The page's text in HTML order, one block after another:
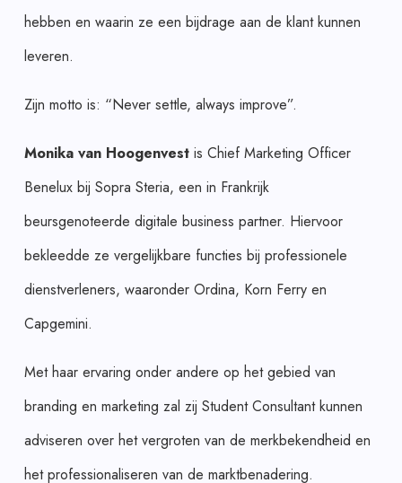
hebben en waarin ze een bijdrage aan de klant kunnen
leveren.
Zijn motto is: “Never settle, always improve”.
Monika van Hoogenvest is Chief Marketing Officer
Benelux bij Sopra Steria, een in Frankrijk
beursgenoteerde digitale business partner. Hiervoor
bekleedde ze vergelijkbare functies bij professionele
dienstverleners, waaronder Ordina, Korn Ferry en
Capgemini.
Met haar ervaring onder andere op het gebied van
branding en marketing zal zij Student Consultant kunnen
adviseren over het vergroten van de merkbekendheid en
het professionaliseren van de marktbenadering.